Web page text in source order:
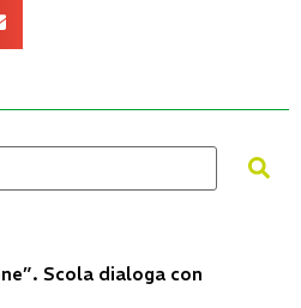
Scola dialoga con